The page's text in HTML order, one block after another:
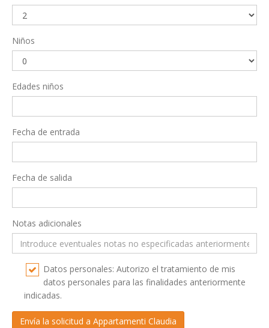
Niños
Edades niños
Fecha de entrada
Fecha de salida
Notas adicionales
Datos personales: Autorizo el tratamiento de mis
datos personales para las finalidades anteriormente
indicadas.